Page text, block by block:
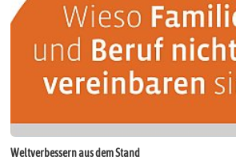
Weltverbessern aus dem Stand